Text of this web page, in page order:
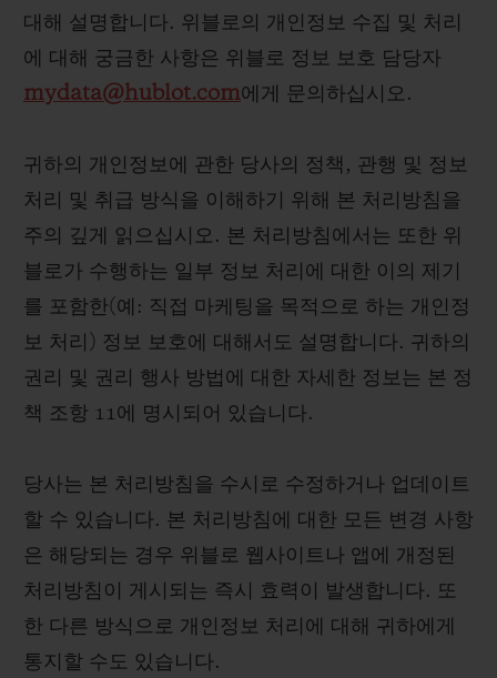
대해 설명합니다. 위블로의 개인정보 수집 및 처리
에 대해 궁금한 사항은 위블로 정보 보호 담당자
mydata@hublot.com에게 문의하십시오.
귀하의 개인정보에 관한 당사의 정책, 관행 및 정보
처리 및 취급 방식을 이해하기 위해 본 처리방침을
주의 깊게 읽으십시오. 본 처리방침에서는 또한 위
블로가 수행하는 일부 정보 처리에 대한 이의 제기
를 포함한(예: 직접 마케팅을 목적으로 하는 개인정
보 처리) 정보 보호에 대해서도 설명합니다. 귀하의
권리 및 권리 행사 방법에 대한 자세한 정보는 본 정
책 조항 11에 명시되어 있습니다.
당사는 본 처리방침을 수시로 수정하거나 업데이트
할 수 있습니다. 본 처리방침에 대한 모든 변경 사항
은 해당되는 경우 위블로 웹사이트나 앱에 개정된
처리방침이 게시되는 즉시 효력이 발생합니다. 또
한 다른 방식으로 개인정보 처리에 대해 귀하에게
통지할 수도 있습니다.
썸머 멀티 컬러 세라믹 피치 세라믹 에센셜 토프
익스클루시브 서비스
5+5 워런티
예상 배송일
무료 배송 & 반품
연락처